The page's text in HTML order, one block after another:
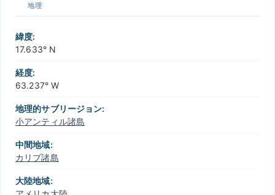
−
地理
緯度:
17.633° N
経度:
63.237° W
地理的サブリージョン:
小アンティル諸島
中間地域:
カリブ諸島
大陸地域: